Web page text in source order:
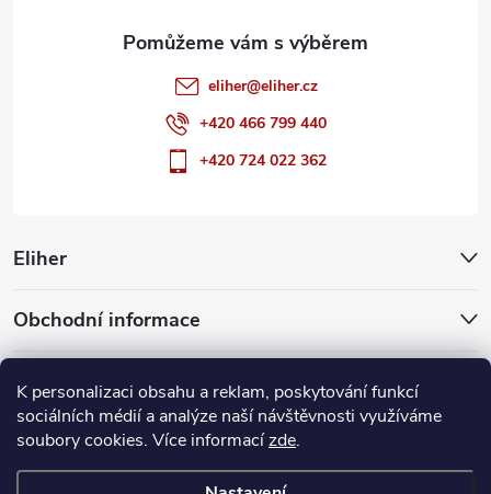
K personalizaci obsahu a reklam, poskytování funkcí
sociálních médií a analýze naší návštěvnosti využíváme
soubory cookies. Více informacízde.
Eliher
Obchodní informace
Partnerské weby
eliher@eliher.cz
+420 466 799 440
+420 724 022 362
cookies